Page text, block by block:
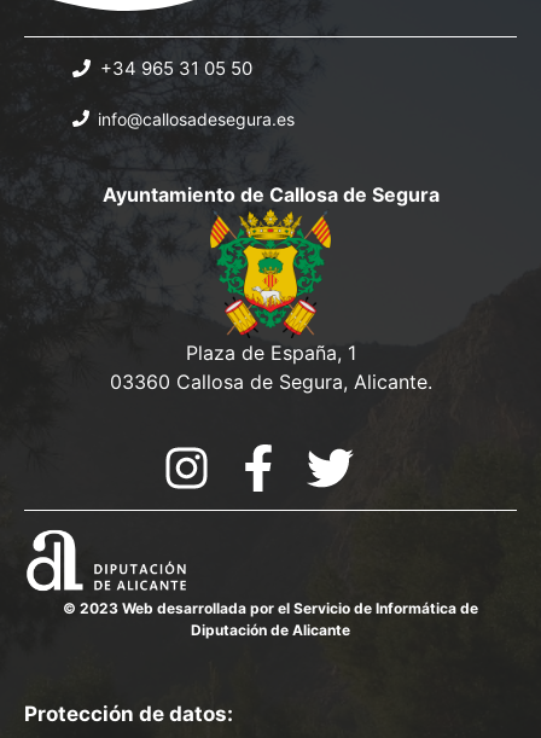
+34 965 31 05 50
info@callosadesegura.es
Ayuntamiento de Callosa de Segura
Plaza de España, 1
03360 Callosa de Segura, Alicante.
© 2023 Web desarrollada por el Servicio de Informática de
Diputación de Alicante
Protección de datos: